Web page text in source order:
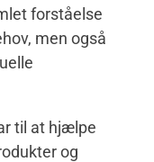
forståelse
men også
til at hjælpe
og